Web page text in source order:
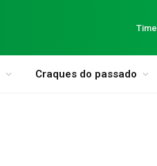
Time
Craques do passado